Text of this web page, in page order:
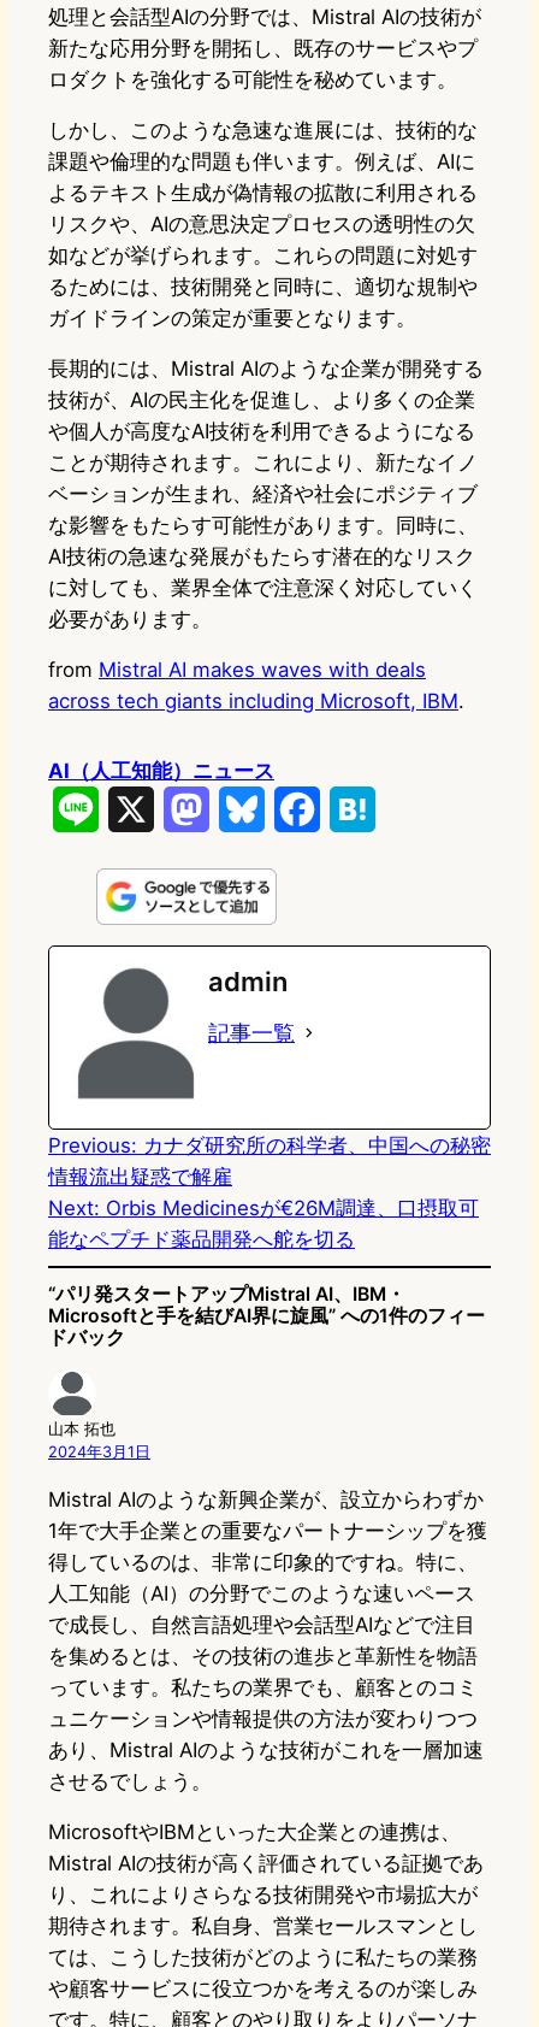
処理と会話型AIの分野では、Mistral AIの技術が
新たな応用分野を開拓し、既存のサービスやプ
ロダクトを強化する可能性を秘めています。
しかし、このような急速な進展には、技術的な
課題や倫理的な問題も伴います。例えば、AIに
よるテキスト生成が偽情報の拡散に利用される
リスクや、AIの意思決定プロセスの透明性の欠
如などが挙げられます。これらの問題に対処す
るためには、技術開発と同時に、適切な規制や
ガイドラインの策定が重要となります。
長期的には、Mistral AIのような企業が開発する
技術が、AIの民主化を促進し、より多くの企業
や個人が高度なAI技術を利用できるようになる
ことが期待されます。これにより、新たなイノ
ベーションが生まれ、経済や社会にポジティブ
な影響をもたらす可能性があります。同時に、
AI技術の急速な発展がもたらす潜在的なリスク
に対しても、業界全体で注意深く対応していく
必要があります。
from Mistral AI makes waves with deals
across tech giants including Microsoft, IBM.
AI（人工知能）ニュース
n
e
s
t
o
d
n
u
e
s
k
e
k
e
admin
記事一覧
Previous: カナダ研究所の科学者、中国への秘密
情報流出疑惑で解雇
Next: Orbis Medicinesが€26M調達、口摂取可
能なペプチド薬品開発へ舵を切る
“パリ発スタートアップMistral AI、IBM・
Microsoftと手を結びAI界に旋風” への1件のフィー
ドバック
山本 拓也
2024年3月1日
Mistral AIのような新興企業が、設立からわずか
1年で大手企業との重要なパートナーシップを獲
得しているのは、非常に印象的ですね。特に、
人工知能（AI）の分野でこのような速いペース
で成長し、自然言語処理や会話型AIなどで注目
を集めるとは、その技術の進歩と革新性を物語
っています。私たちの業界でも、顧客とのコミ
ュニケーションや情報提供の方法が変わりつつ
あり、Mistral AIのような技術がこれを一層加速
させるでしょう。
MicrosoftやIBMといった大企業との連携は、
Mistral AIの技術が高く評価されている証拠であ
り、これによりさらなる技術開発や市場拡大が
期待されます。私自身、営業セールスマンとし
ては、こうした技術がどのように私たちの業務
や顧客サービスに役立つかを考えるのが楽しみ
です。特に、顧客とのやり取りをよりパーソナ